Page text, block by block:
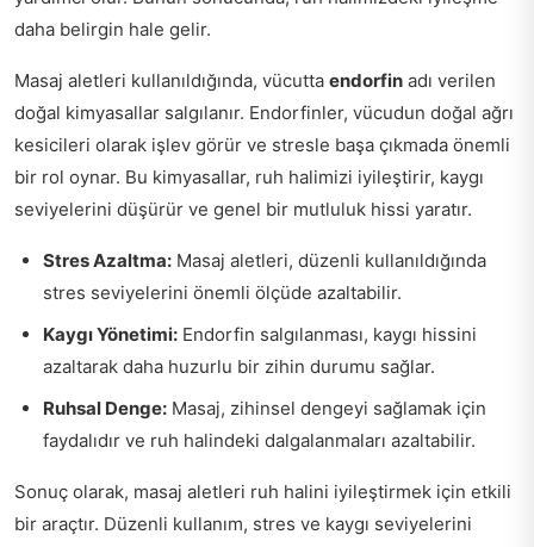
daha belirgin hale gelir.
Masaj aletleri kullanıldığında, vücutta endorfin adı verilen
doğal kimyasallar salgılanır. Endorfinler, vücudun doğal ağrı
kesicileri olarak işlev görür ve stresle başa çıkmada önemli
bir rol oynar. Bu kimyasallar, ruh halimizi iyileştirir, kaygı
seviyelerini düşürür ve genel bir mutluluk hissi yaratır.
Stres Azaltma: Masaj aletleri, düzenli kullanıldığında
stres seviyelerini önemli ölçüde azaltabilir.
Kaygı Yönetimi: Endorfin salgılanması, kaygı hissini
azaltarak daha huzurlu bir zihin durumu sağlar.
Ruhsal Denge: Masaj, zihinsel dengeyi sağlamak için
faydalıdır ve ruh halindeki dalgalanmaları azaltabilir.
Sonuç olarak, masaj aletleri ruh halini iyileştirmek için etkili
bir araçtır. Düzenli kullanım, stres ve kaygı seviyelerini